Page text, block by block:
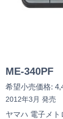
ME-340PF
希望小売価格:
2012年3月 発売
ヤマハ 電子メ